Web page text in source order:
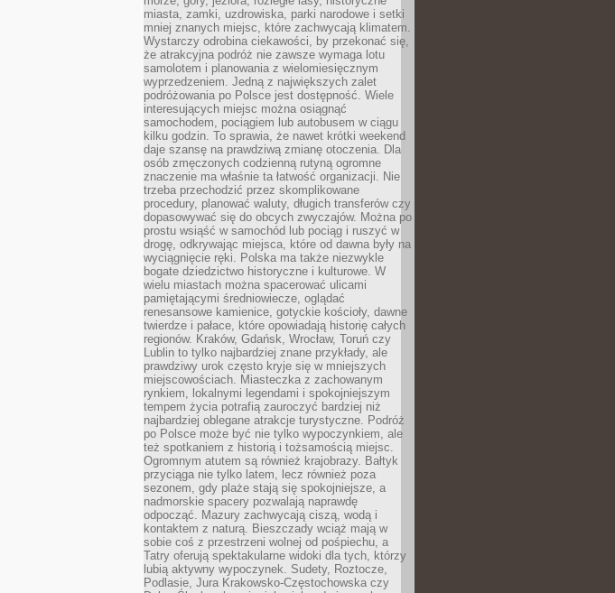
miasta, zamki, uzdrowiska, parki narodowe i setki
mniej znanych miejsc, które zachwycają klimatem.
Wystarczy odrobina ciekawości, by przekonać się,
że atrakcyjna podróż nie zawsze wymaga lotu
samolotem i planowania z wielomiesięcznym
wyprzedzeniem. Jedną z największych zalet
podróżowania po Polsce jest dostępność. Wiele
interesujących miejsc można osiągnąć
samochodem, pociągiem lub autobusem w ciągu
kilku godzin. To sprawia, że nawet krótki weekend
daje szansę na prawdziwą zmianę otoczenia. Dla
osób zmęczonych codzienną rutyną ogromne
znaczenie ma właśnie ta łatwość organizacji. Nie
trzeba przechodzić przez skomplikowane
procedury, planować waluty, długich transferów czy
dopasowywać się do obcych zwyczajów. Można po
prostu wsiąść w samochód lub pociąg i ruszyć w
drogę, odkrywając miejsca, które od dawna były na
wyciągnięcie ręki. Polska ma także niezwykle
bogate dziedzictwo historyczne i kulturowe. W
wielu miastach można spacerować ulicami
pamiętającymi średniowiecze, oglądać
renesansowe kamienice, gotyckie kościoły, dawne
twierdze i pałace, które opowiadają historię całych
regionów. Kraków, Gdańsk, Wrocław, Toruń czy
Lublin to tylko najbardziej znane przykłady, ale
prawdziwy urok często kryje się w mniejszych
miejscowościach. Miasteczka z zachowanym
rynkiem, lokalnymi legendami i spokojniejszym
tempem życia potrafią zauroczyć bardziej niż
najbardziej oblegane atrakcje turystyczne. Podróż
po Polsce może być nie tylko wypoczynkiem, ale
też spotkaniem z historią i tożsamością miejsc.
Ogromnym atutem są również krajobrazy. Bałtyk
przyciąga nie tylko latem, lecz również poza
sezonem, gdy plaże stają się spokojniejsze, a
nadmorskie spacery pozwalają naprawdę
odpocząć. Mazury zachwycają ciszą, wodą i
kontaktem z naturą. Bieszczady wciąż mają w
sobie coś z przestrzeni wolnej od pośpiechu, a
Tatry oferują spektakularne widoki dla tych, którzy
lubią aktywny wypoczynek. Sudety, Roztocze,
Podlasie, Jura Krakowsko-Częstochowska czy